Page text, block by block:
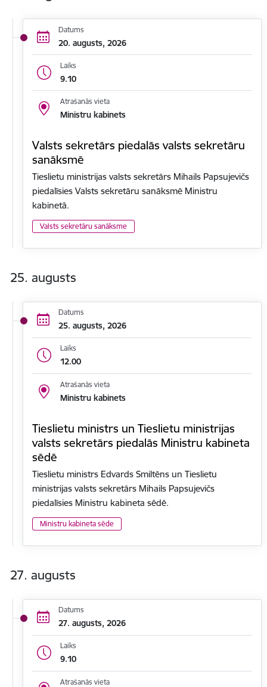
Datums
20. augusts, 2026
Laiks
9.10
Atrašanās vieta
Ministru kabinets
Valsts sekretārs piedalās valsts sekretāru
sanāksmē
Tieslietu ministrijas valsts sekretārs Mihails Papsujevičs
piedalīsies Valsts sekretāru sanāksmē Ministru
kabinetā.
Valsts sekretāru sanāksme
25. augusts
Datums
25. augusts, 2026
Laiks
12.00
Atrašanās vieta
Ministru kabinets
Tieslietu ministrs un Tieslietu ministrijas
valsts sekretārs piedalās Ministru kabineta
sēdē
Tieslietu ministrs Edvards Smiltēns un Tieslietu
ministrijas valsts sekretārs Mihails Papsujevičs
piedalīsies Ministru kabineta sēdē.
Ministru kabineta sēde
27. augusts
Datums
27. augusts, 2026
Laiks
9.10
Atrašanās vieta